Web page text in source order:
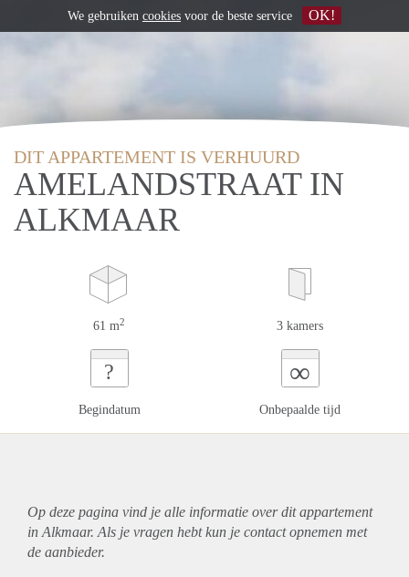
DIT APPARTEMENT IS VERHUURD
AMELANDSTRAAT IN
ALKMAAR
61 m2 3 kamers
?
Begindatum
∞
Onbepaalde tijd
Op deze pagina vind je alle informatie over ditappartement
in Alkmaar. Als je vragen hebt kun je contact opnemen met
de aanbieder.
We gebruiken cookies voor de beste service OK!